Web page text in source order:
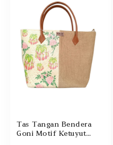
Tas Tangan Bendera
Goni Motif Ketuyut